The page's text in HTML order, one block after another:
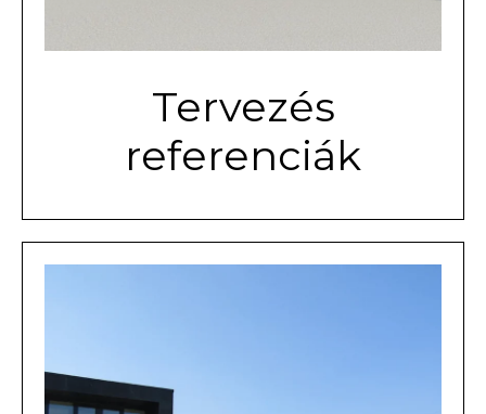
Tervezés
referenciák